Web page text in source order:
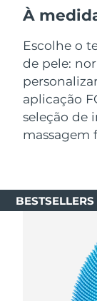
À
Escolhe o
de pele:
aplicação
seleção de
massagem
BESTSELLERS